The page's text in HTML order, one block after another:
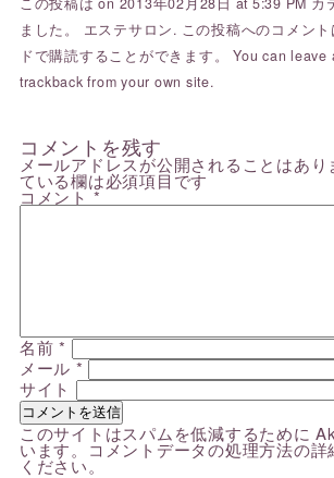
ました。 エステサロン. この投稿へのコメント
ドで購読することができます。 You canleave
trackback from your own site.
コメントを残す
メールアドレスが公開されることはあり
ている欄は必須項目です
コメント*
名前*
メール *
サイト
このサイトはスパムを低減するために
います。 コメントデータの処理方法の
ください。